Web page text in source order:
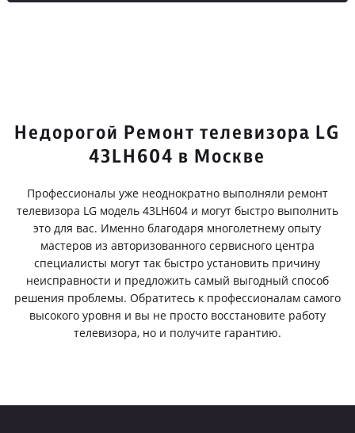
Недорогой Ремонт телевизора LG
43LH604 в Москве
Профессионалы уже неоднократно выполняли ремонт
телевизора LG модель 43LH604 и могут быстро выполнить
это для вас. Именно благодаря многолетнему опыту
мастеров из авторизованного сервисного центра
специалисты могут так быстро установить причину
неисправности и предложить самый выгодный способ
решения проблемы. Обратитесь к профессионалам самого
высокого уровня и вы не просто восстановите работу
телевизора, но и получите гарантию.